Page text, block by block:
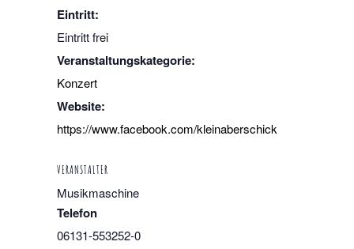
Eintritt:
Eintritt frei
Veranstaltungskategorie:
Konzert
Website:
https://www.facebook.com/kleinaberschick
VERANSTALTER
Musikmaschine
Telefon
06131-553252-0